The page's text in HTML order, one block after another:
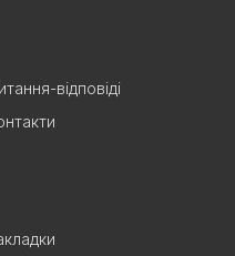
відповіді